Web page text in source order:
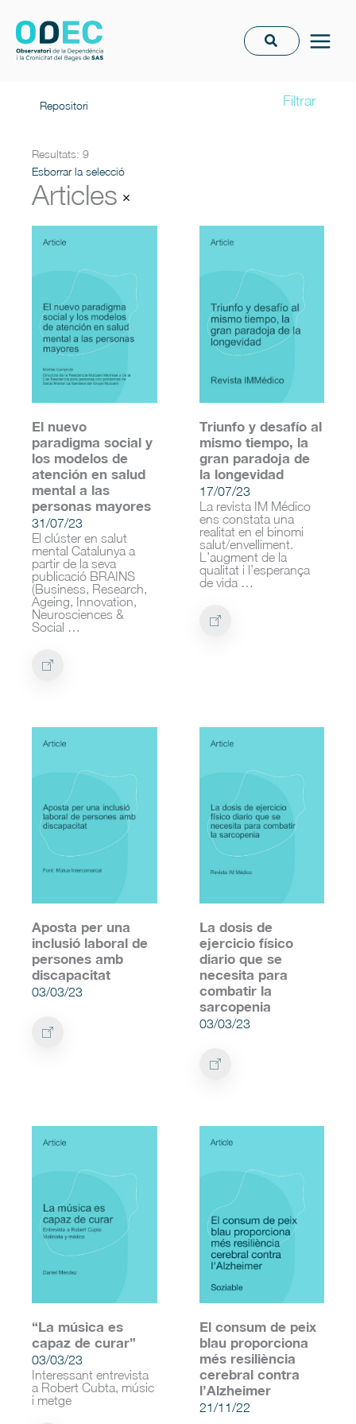
contingut
Repositori Filtrar
Resultats: 9
Esborrar la selecció
Articles
El nuevo
paradigma social y
los modelos de
atención en salud
mental a las
personas mayores
31/07/23
El clúster en salut
mental Catalunya a
partir de la seva
publicació BRAINS
(Business, Research,
Ageing, Innovation,
Neurosciences &
Social …
Triunfo y desafío al
mismo tiempo, la
gran paradoja de
la longevidad
17/07/23
La revista IM Médico
ens constata una
realitat en el binomi
salut/envelliment.
L’augment de la
qualitat i l’esperança
de vida …
Aposta per una
inclusió laboral de
persones amb
discapacitat
03/03/23
La dosis de
ejercicio físico
diario que se
necesita para
combatir la
sarcopenia
03/03/23
“La música es
capaz de curar”
03/03/23
Interessant entrevista
a Robert Cubta, músic
i metge
El consum de peix
blau proporciona
més resiliència
cerebral contra
l’Alzheimer
21/11/22